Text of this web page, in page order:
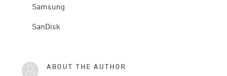
Samsung
SanDisk
ABOUT THE AUTHOR